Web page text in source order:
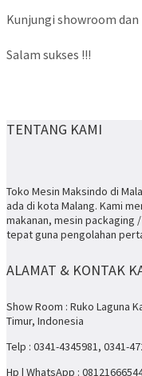
Kunjungi showroom
Salam sukses !!!
TENTANG KAMI
Toko Mesin Maksindo di
ada di kota Malang. Kami
makanan, mesin packaging
tepat guna pengolahan
ALAMAT & KONTAK
Show Room : Ruko Laguna
Timur, Indonesia
Telp : 0341-4345981, 0341-
Hp | WhatsApp :